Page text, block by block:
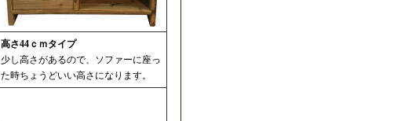
高さ44ｃｍタイプ
少し高さがあるので、ソファーに座っ
た時ちょうどいい高さになります。